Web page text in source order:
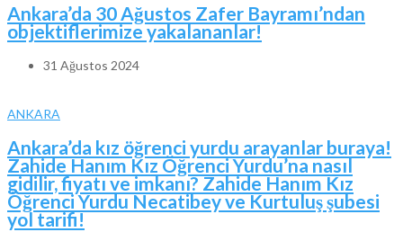
Ankara’da 30 Ağustos Zafer Bayramı’ndan
objektiflerimize yakalananlar!
31 Ağustos 2024
ANKARA
Ankara’da kız öğrenci yurdu arayanlar buraya!
Zahide Hanım Kız Öğrenci Yurdu’na nasıl
gidilir, fiyatı ve imkanı? Zahide Hanım Kız
Öğrenci Yurdu Necatibey ve Kurtuluş şubesi
yol tarifi!